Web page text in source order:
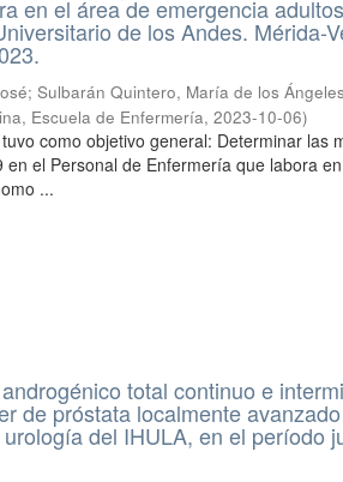
en el área de emergencia
de los Andes. Mérida-
;Sulbarán Quintero, María de los Ángeles
Escuela de Enfermería,2023-10-06)
como objetivo general: Determinar las
en el Personal de Enfermería que labora
...
total continuo e
de próstata localmente
del IHULA, en el período